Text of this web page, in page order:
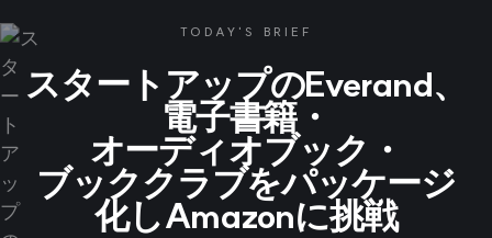
TODAY'S BRIEF
スタートアップのEverand、
電子書籍・
オーディオブック・
ブッククラブをパッケージ
化しAmazonに挑戦